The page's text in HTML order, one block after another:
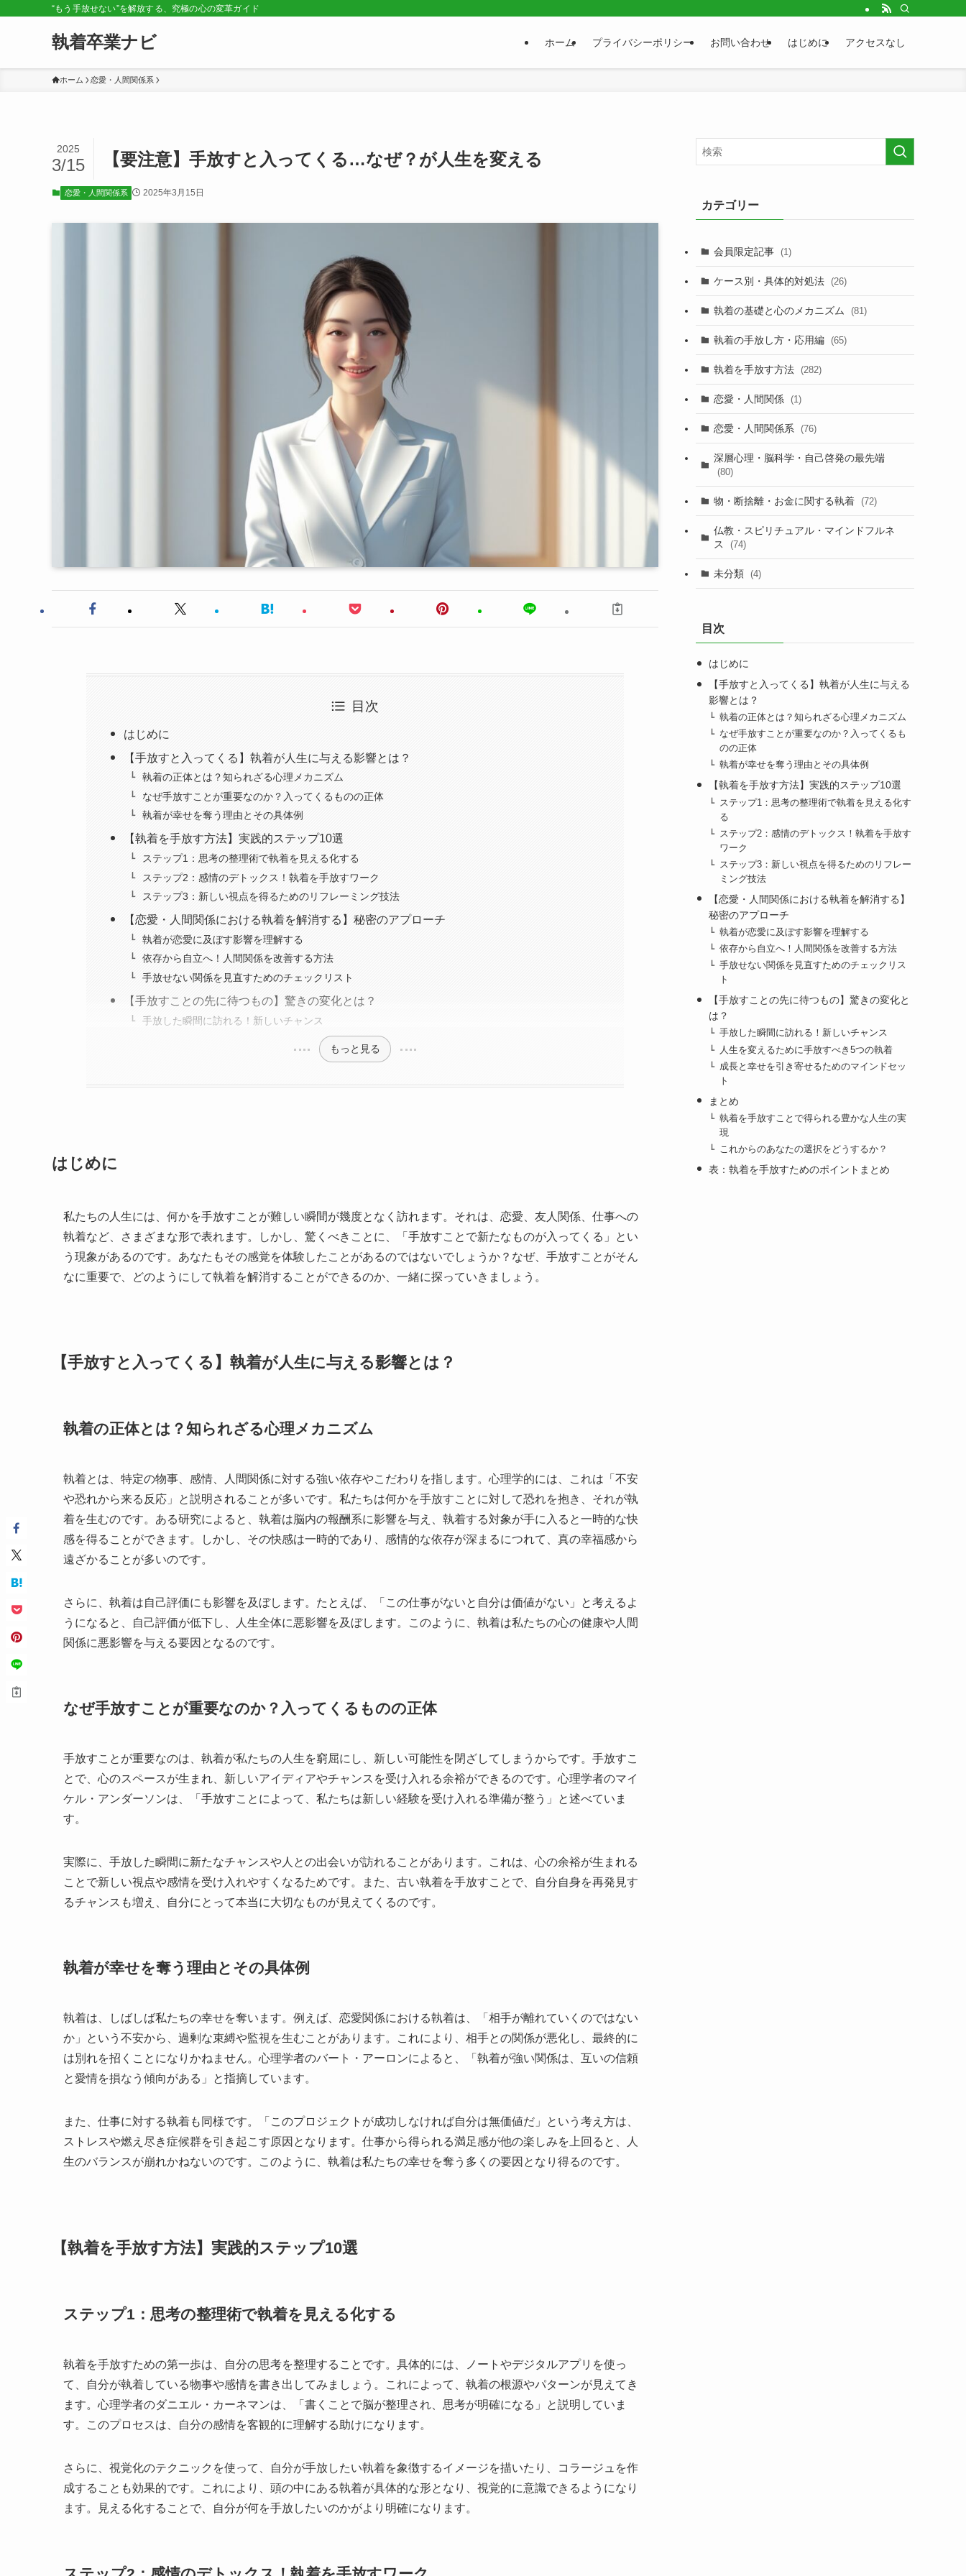
“もう手放せない”を解放する、究極の心の変革ガイド
執着卒業ナビ ホーム プライバシーポリシー お問い合わせ はじめに アクセスなし
ホーム 恋愛・人間関係系
【要注意】手放すと入ってくる…なぜ？が人生を変える
2025
3/15
恋愛・人間関係系 2025年3月15日
目次
はじめに
【手放すと入ってくる】執着が人生に与える影響とは？
執着の正体とは？知られざる心理メカニズム
なぜ手放すことが重要なのか？入ってくるものの正体
執着が幸せを奪う理由とその具体例
【執着を手放す方法】実践的ステップ10選
ステップ1：思考の整理術で執着を見える化する
ステップ2：感情のデトックス！執着を手放すワーク
ステップ3：新しい視点を得るためのリフレーミング技法
【恋愛・人間関係における執着を解消する】秘密のアプローチ
執着が恋愛に及ぼす影響を理解する
依存から自立へ！人間関係を改善する方法
手放せない関係を見直すためのチェックリスト
【手放すことの先に待つもの】驚きの変化とは？
手放した瞬間に訪れる！新しいチャンス
もっと見る
はじめに
私たちの人生には、何かを手放すことが難しい瞬間が幾度となく訪れます。それは、恋愛、友人関係、仕事への
執着など、さまざまな形で表れます。しかし、驚くべきことに、「手放すことで新たなものが入ってくる」とい
う現象があるのです。あなたもその感覚を体験したことがあるのではないでしょうか？なぜ、手放すことがそん
なに重要で、どのようにして執着を解消することができるのか、一緒に探っていきましょう。
【手放すと入ってくる】執着が人生に与える影響とは？
執着の正体とは？知られざる心理メカニズム
執着とは、特定の物事、感情、人間関係に対する強い依存やこだわりを指します。心理学的には、これは「不安
や恐れから来る反応」と説明されることが多いです。私たちは何かを手放すことに対して恐れを抱き、それが執
着を生むのです。ある研究によると、執着は脳内の報酬系に影響を与え、執着する対象が手に入ると一時的な快
感を得ることができます。しかし、その快感は一時的であり、感情的な依存が深まるにつれて、真の幸福感から
遠ざかることが多いのです。
さらに、執着は自己評価にも影響を及ぼします。たとえば、「この仕事がないと自分は価値がない」と考えるよ
うになると、自己評価が低下し、人生全体に悪影響を及ぼします。このように、執着は私たちの心の健康や人間
関係に悪影響を与える要因となるのです。
なぜ手放すことが重要なのか？入ってくるものの正体
手放すことが重要なのは、執着が私たちの人生を窮屈にし、新しい可能性を閉ざしてしまうからです。手放すこ
とで、心のスペースが生まれ、新しいアイディアやチャンスを受け入れる余裕ができるのです。心理学者のマイ
ケル・アンダーソンは、「手放すことによって、私たちは新しい経験を受け入れる準備が整う」と述べていま
す。
実際に、手放した瞬間に新たなチャンスや人との出会いが訪れることがあります。これは、心の余裕が生まれる
ことで新しい視点や感情を受け入れやすくなるためです。また、古い執着を手放すことで、自分自身を再発見す
るチャンスも増え、自分にとって本当に大切なものが見えてくるのです。
執着が幸せを奪う理由とその具体例
執着は、しばしば私たちの幸せを奪います。例えば、恋愛関係における執着は、「相手が離れていくのではない
か」という不安から、過剰な束縛や監視を生むことがあります。これにより、相手との関係が悪化し、最終的に
は別れを招くことになりかねません。心理学者のバート・アーロンによると、「執着が強い関係は、互いの信頼
と愛情を損なう傾向がある」と指摘しています。
また、仕事に対する執着も同様です。「このプロジェクトが成功しなければ自分は無価値だ」という考え方は、
ストレスや燃え尽き症候群を引き起こす原因となります。仕事から得られる満足感が他の楽しみを上回ると、人
生のバランスが崩れかねないのです。このように、執着は私たちの幸せを奪う多くの要因となり得るのです。
【執着を手放す方法】実践的ステップ10選
ステップ1：思考の整理術で執着を見える化する
執着を手放すための第一歩は、自分の思考を整理することです。具体的には、ノートやデジタルアプリを使っ
て、自分が執着している物事や感情を書き出してみましょう。これによって、執着の根源やパターンが見えてき
ます。心理学者のダニエル・カーネマンは、「書くことで脳が整理され、思考が明確になる」と説明していま
す。このプロセスは、自分の感情を客観的に理解する助けになります。
さらに、視覚化のテクニックを使って、自分が手放したい執着を象徴するイメージを描いたり、コラージュを作
成することも効果的です。これにより、頭の中にある執着が具体的な形となり、視覚的に意識できるようになり
ます。見える化することで、自分が何を手放したいのかがより明確になります。
カテゴリー
会員限定記事 (1)
ケース別・具体的対処法 (26)
執着の基礎と心のメカニズム (81)
執着の手放し方・応用編 (65)
執着を手放す方法 (282)
恋愛・人間関係 (1)
恋愛・人間関係系 (76)
深層心理・脳科学・自己啓発の最先端
(80)
物・断捨離・お金に関する執着 (72)
仏教・スピリチュアル・マインドフルネ
ス
(74)
未分類 (4)
目次
はじめに
【手放すと入ってくる】執着が人生に与える
影響とは？
執着の正体とは？知られざる心理メカニズム
なぜ手放すことが重要なのか？入ってくるも
のの正体
執着が幸せを奪う理由とその具体例
【執着を手放す方法】実践的ステップ10選
ステップ1：思考の整理術で執着を見える化す
る
ステップ2：感情のデトックス！執着を手放す
ワーク
ステップ3：新しい視点を得るためのリフレー
ミング技法
【恋愛・人間関係における執着を解消する】
秘密のアプローチ
執着が恋愛に及ぼす影響を理解する
依存から自立へ！人間関係を改善する方法
手放せない関係を見直すためのチェックリス
ト
【手放すことの先に待つもの】驚きの変化と
は？
手放した瞬間に訪れる！新しいチャンス
人生を変えるために手放すべき5つの執着
成長と幸せを引き寄せるためのマインドセッ
ト
まとめ
執着を手放すことで得られる豊かな人生の実
現
これからのあなたの選択をどうするか？
表：執着を手放すためのポイントまとめ